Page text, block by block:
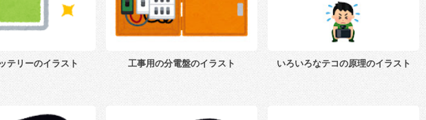
テリーのイラスト 工事用の分電盤のイラスト いろいろなテコの原理のイラスト